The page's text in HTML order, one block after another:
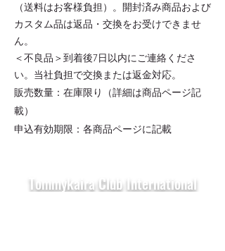
（送料はお客様負担）。開封済み商品および
カスタム品は返品・交換をお受けできませ
ん。
＜不良品＞到着後7日以内にご連絡くださ
い。当社負担で交換または返金対応。
販売数量：在庫限り（詳細は商品ページ記
載）
申込有効期限：各商品ページに記載
Tommykaira Club International